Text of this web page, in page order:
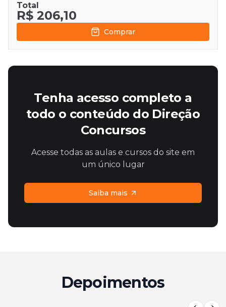
Total
R$ 206,10
Comprar
Tenha acesso completo a
todo o conteúdo do Direção
Concursos
Acesse todas as aulas e cursos do site em
um único lugar
Saiba mais
Depoimentos